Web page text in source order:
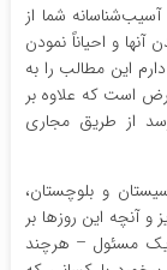
شما از
و احیاناً نمودن
این مطالب را به
است که علاوه بر
از طریق مجاری
و بلوچستان،
آنچه این روزها بر
یک مسئول – هرچند